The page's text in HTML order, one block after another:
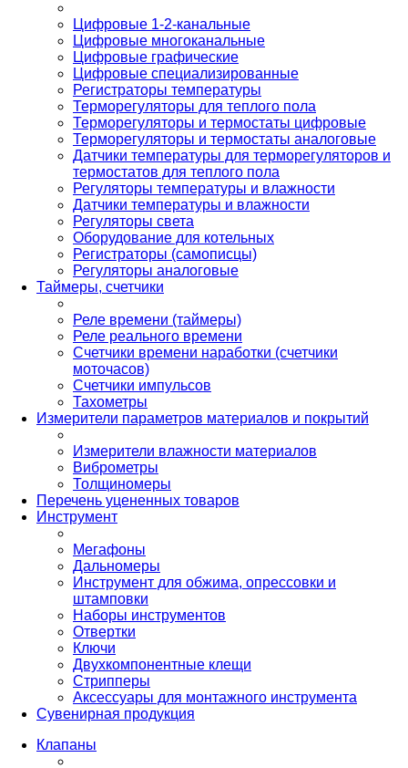
Цифровые 1-2-канальные
Цифровые многоканальные
Цифровые графические
Цифровые специализированные
Регистраторы температуры
Терморегуляторы для теплого пола
Терморегуляторы и термостаты цифровые
Терморегуляторы и термостаты аналоговые
Датчики температуры для терморегуляторов и
термостатов для теплого пола
Регуляторы температуры и влажности
Датчики температуры и влажности
Регуляторы света
Оборудование для котельных
Регистраторы (самописцы)
Регуляторы аналоговые
Таймеры, счетчики
Реле времени (таймеры)
Реле реального времени
Счетчики времени наработки (счетчики
моточасов)
Счетчики импульсов
Тахометры
Измерители параметров материалов и покрытий
Измерители влажности материалов
Виброметры
Толщиномеры
Перечень уцененных товаров
Инструмент
Мегафоны
Дальномеры
Инструмент для обжима, опрессовки и
штамповки
Наборы инструментов
Отвертки
Ключи
Двухкомпонентные клещи
Стрипперы
Аксессуары для монтажного инструмента
Сувенирная продукция
Клапаны